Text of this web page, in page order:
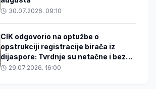
30.07.2026. 09:10
CIK odgovorio na optužbe o
opstrukciji registracije birača iz
dijaspore: Tvrdnje su netačne i bez
dokaza
29.07.2026. 16:00